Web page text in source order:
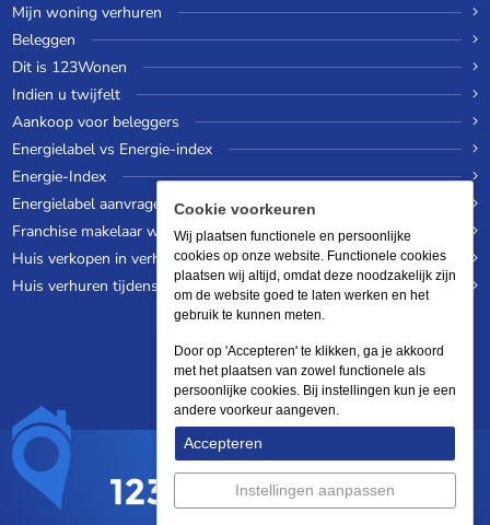
Mijn woning verhuren
Beleggen
Dit is 123Wonen
Indien u twijfelt
Aankoop voor beleggers
Energielabel vs Energie-index
Energie-Index
Energielabel aanvragen
Franchise makelaar worden
Huis verkopen in verhuurde staat
Huis verhuren tijdens een wereldreis
Cookie voorkeuren
Wij plaatsen functionele en persoonlijke
cookies op onze website. Functionele cookies
plaatsen wij altijd, omdat deze noodzakelijk zijn
om de website goed te laten werken en het
gebruik te kunnen meten.
Door op 'Accepteren' te klikken, ga je akkoord
met het plaatsen van zowel functionele als
persoonlijke cookies. Bij instellingen kun je een
andere voorkeur aangeven.
Accepteren
Instellingen aanpassen